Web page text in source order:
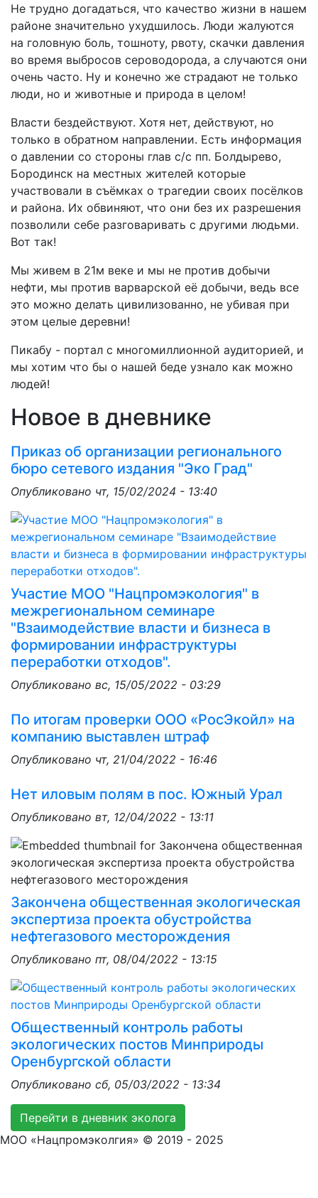
Не трудно догадаться, что качество жизни в нашем
районе значительно ухудшилось. Люди жалуются
на головную боль, тошноту, рвоту, скачки давления
во время выбросов сероводорода, а случаются они
очень часто. Ну и конечно же страдают не только
люди, но и животные и природа в целом!
Власти бездействуют. Хотя нет, действуют, но
только в обратном направлении. Есть информация
о давлении со стороны глав с/с пп. Болдырево,
Бородинск на местных жителей которые
участвовали в съёмках о трагедии своих посёлков
и района. Их обвиняют, что они без их разрешения
позволили себе разговаривать с другими людьми.
Вот так!
Мы живем в 21м веке и мы не против добычи
нефти, мы против варварской её добычи, ведь все
это можно делать цивилизованно, не убивая при
этом целые деревни!
Пикабу - портал с многомиллионной аудиторией, и
мы хотим что бы о нашей беде узнало как можно
людей!
Новое в дневнике
Приказ об организации регионального
бюро сетевого издания "Эко Град"
Опубликовано чт, 15/02/2024 - 13:40
Участие МОО "Нацпромэкология" в
межрегиональном семинаре
"Взаимодействие власти и бизнеса в
формировании инфраструктуры
переработки отходов".
Опубликовано вс, 15/05/2022 - 03:29
По итогам проверки ООО «РосЭкойл» на
компанию выставлен штраф
Опубликовано чт, 21/04/2022 - 16:46
Нет иловым полям в пос. Южный Урал
Опубликовано вт, 12/04/2022 - 13:11
Закончена общественная экологическая
экспертиза проекта обустройства
нефтегазового месторождения
Опубликовано пт, 08/04/2022 - 13:15
Общественный контроль работы
экологических постов Минприроды
Оренбургской области
Опубликовано сб, 05/03/2022 - 13:34
Перейти в дневник эколога
МОО «Нацпромэколгия» © 2019 - 2025